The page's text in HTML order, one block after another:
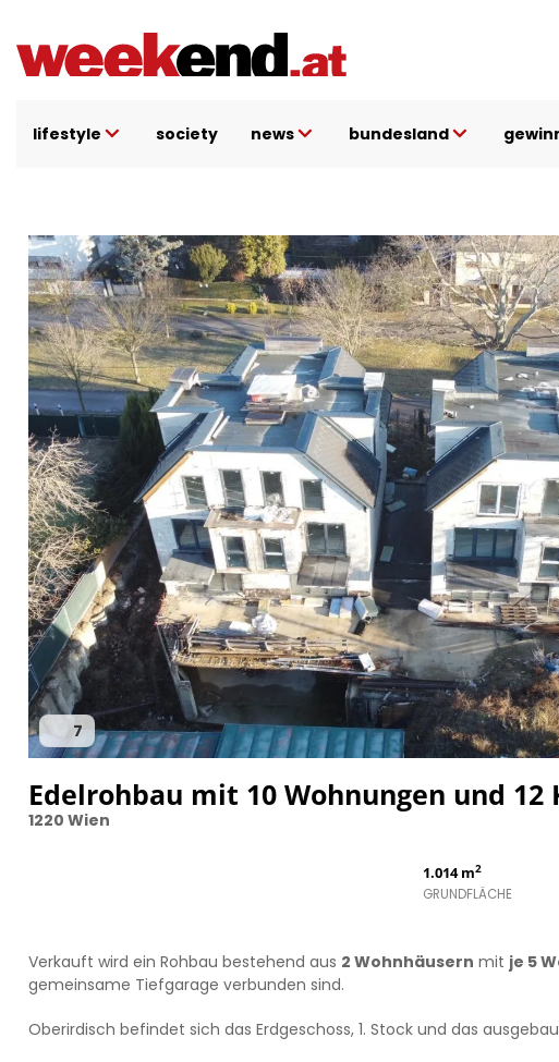
lifestyle society news bundesland
7
Edelrohbau mit 10 Wohnungen und
1220 Wien
1.014 m2
GRUNDFLÄCHE
Verkauft wird ein Rohbau bestehend aus 2 Wohnhäusern mit je 5
gemeinsame Tiefgarage verbunden sind.
Oberirdisch befindet sich das Erdgeschoss, 1. Stock und das